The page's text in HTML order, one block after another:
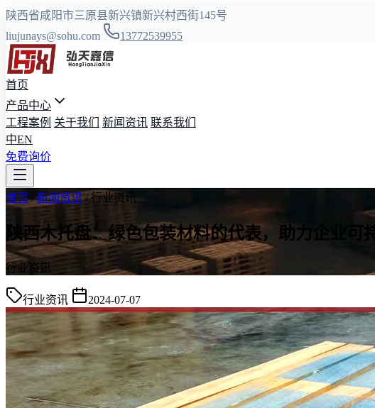
陕西省咸阳市三原县新兴镇新兴村西街145号
liujunays@sohu.com
13772539955
首页
产品中心
工程案例 关于我们 新闻资讯 联系我们
中EN
免费询价
首页 / 新闻资讯 / 行业资讯
陕西木托盘：绿色包装材料的代表，助力企业可
行业资讯
行业资讯 2024-07-07